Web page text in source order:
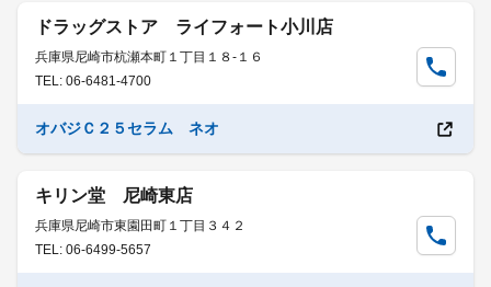
ドラッグストア ライフォート小川店
兵庫県尼崎市杭瀬本町１丁目１８-１６
TEL: 06-6481-4700
オバジＣ２５セラム ネオ
キリン堂 尼崎東店
兵庫県尼崎市東園田町１丁目３４２
TEL: 06-6499-5657